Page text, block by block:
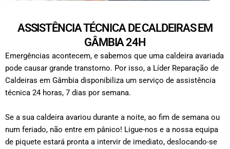
ASSISTÊNCIA TÉCNICA DE CALDEIRAS EM
GÂMBIA 24H
Emergências acontecem, e sabemos que uma caldeira avariada
pode causar grande transtorno. Por isso, a Líder Reparação de
Caldeiras em Gâmbia disponibiliza um serviço de assistência
técnica 24 horas, 7 dias por semana.
Se a sua caldeira avariou durante a noite, ao fim de semana ou
num feriado, não entre em pânico! Ligue-nos e a nossa equipa
de piquete estará pronta a intervir de imediato, deslocando-se